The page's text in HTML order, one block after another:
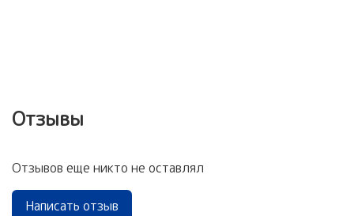
Отзывы
Отзывов еще никто не оставлял
Написать отзыв